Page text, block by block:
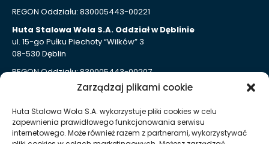
Zarządzaj plikami cookie
Huta Stalowa Wola S.A. wykorzystuje pliki cookies w celu
zapewnienia prawidłowego funkcjonowania serwisu
internetowego. Może również razem z partnerami, wykorzystywać
REGON Oddziału: 830005443-00221
Huta Stalowa Wola S.A. Oddział w Dęblinie
ul. 15-go Pułku Piechoty “Wilków” 3
08-530 Dęblin
REGON Oddziału: 830005443-00207
Huta Stalowa Wola S.A. Oddział Autosan w Sanoku
38-500 Sanok
REGON Oddziału 830005443-00214